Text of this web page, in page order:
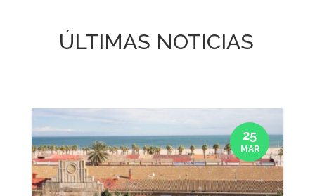
ÚLTIMAS NOTICIAS
25
MAR